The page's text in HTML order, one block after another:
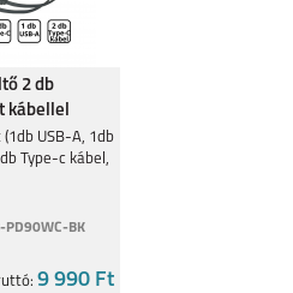
2 db
kábellel
USB-A, 1db
Type-c kábel,
PD90WC-BK
9 990 Ft